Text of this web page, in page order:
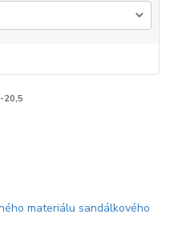
20,5
materiálu sandálkového